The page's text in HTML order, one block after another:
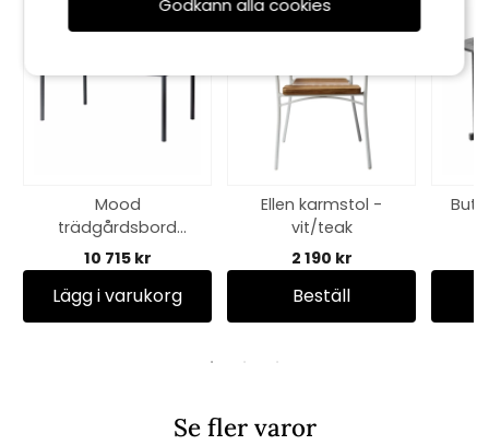
Mood
trädgårdsbord
167,5x100 H74 - sten
look/antracit
10 715 kr
Lägg i varukorg
Ellen karmstol -
vit/teak
2 190 kr
Beställ
Se fler varor
Godkänn alla cookies